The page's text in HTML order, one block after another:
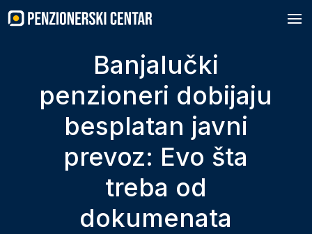
to
content
Banjalučki
penzioneri dobijaju
besplatan javni
prevoz: Evo šta
treba od
dokumenata